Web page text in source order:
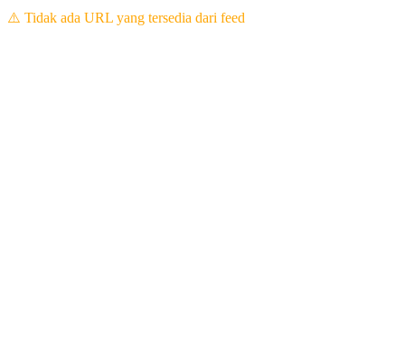
⚠️ Tidak ada URL yang tersedia dari feed